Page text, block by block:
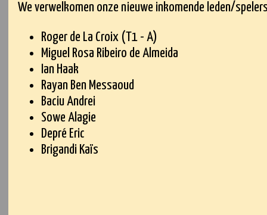
​We verwelkomen onze nieuwe inkomende leden/
​Roger de La Croix (T1 - A)
Miguel Rosa Ribeiro de Almeida
Ian Haak
Rayan Ben Messaoud
Baciu Andrei
Sowe Alagie
Depré Eric
Brigandi Kaïs